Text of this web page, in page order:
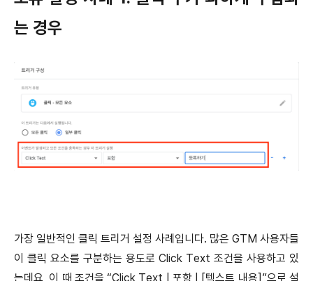
는 경우
가장 일반적인 클릭 트리거 설정 사례입니다. 많은 GTM 사용자들
이 클릭 요소를 구분하는 용도로 Click Text 조건을 사용하고 있
는데요, 이 때 조건을 “Click Text | 포함 | [텍스트 내용]”으로 설